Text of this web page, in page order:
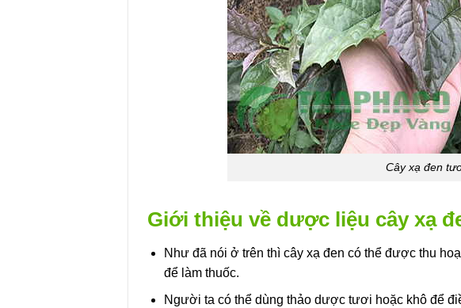
Cây xạ đen
Giới thiệu về dược liệu cây xạ
Như đã nói ở trên thì cây xạ đen có thể được thu
để làm thuốc.
Người ta có thể dùng thảo dược tươi hoặc khô để